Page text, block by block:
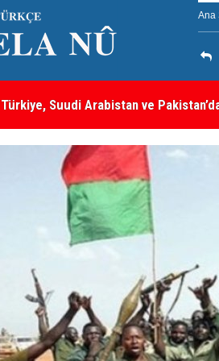
Ana
Türkiye, Suudi Arabistan ve
sayılacak